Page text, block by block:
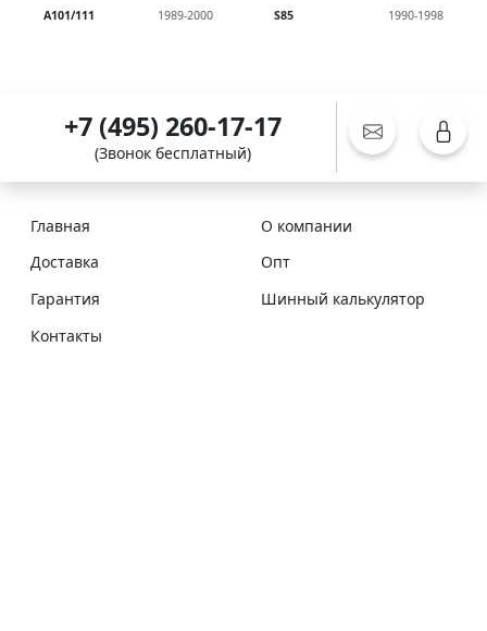
A101/111 1989-2000 S85 1990-1998
+7 (495) 260-17-17
(Звонок бесплатный)
Главная
О компании
Доставка
Опт
Гарантия
Шинный калькулятор
Контакты